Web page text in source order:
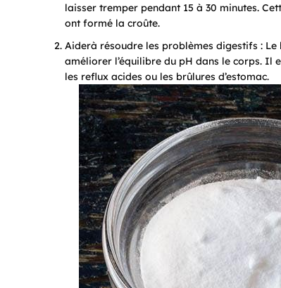
laisser tremper pendant 15 à 30 minutes.
ont formé la croûte.
Aiderà résoudre les problèmes digestifs :
améliorer l’équilibre du pH dans le corps. Il
les reflux acides ou les brûlures d’estomac.